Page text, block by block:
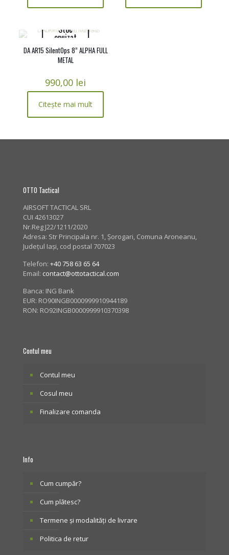
Stoc
epuizat
DA AR15 SilentOps 8” ALPHA FULL
METAL
990,00 lei
Citește mai mult
OTTO Tactical
AIRSOFT TACTICAL SRL
CUI 42613027
Nr.Reg J22/1211/2020
Adresa: Str Principala nr. 1, Șorogari, Comuna Aroneanu,
Județul Iași, cod postal 707023
Telefon: +40 758 63 65 64
Email: contact@ottotactical.com
Banca: ING Bank
EUR: RO90INGB0000999910944189
RON: RO92INGB0000999910370398
Contul meu
Contul meu
Cosul meu
Finalizare comanda
Info
Cum cumpăr?
Cum plătesc?
Termene și modalități de livrare
Politica de retur